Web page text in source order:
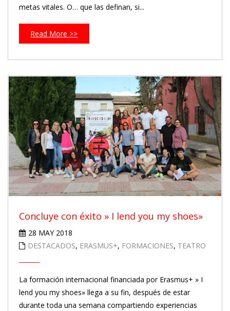
metas vitales. O… que las definan, si...
Read More >>
Concluye con éxito » I lend you my shoes»
28 MAY 2018
DESTACADOS, ERASMUS+, FORMACIONES, TEATRO
La formación internacional financiada por Erasmus+ » I
lend you my shoes» llega a su fin, después de estar
durante toda una semana compartiendo experiencias